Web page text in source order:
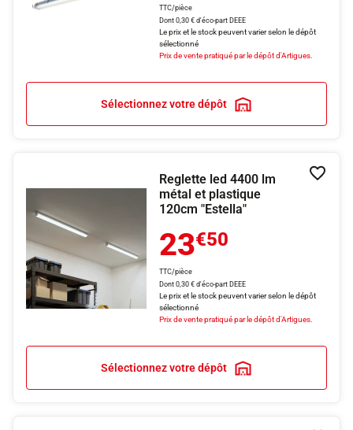
TTC/pièce
Dont 0,30 € d'éco-part DEEE
Le prix et le stock peuvent varier selon le dépôt
sélectionné
Prix de vente pratiqué par le dépôt d'Artigues.
Sélectionnez votre dépôt
Reglette led 4400 lm
métal et plastique
120cm "Estella"
23€50
TTC/pièce
Dont 0,30 € d'éco-part DEEE
Le prix et le stock peuvent varier selon le dépôt
sélectionné
Prix de vente pratiqué par le dépôt d'Artigues.
Sélectionnez votre dépôt